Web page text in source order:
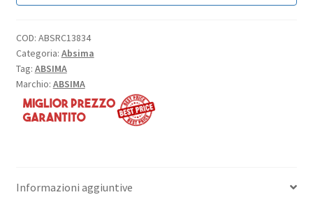
COD: ABSRC13834
Categoria: Absima
Tag: ABSIMA
Marchio: ABSIMA
Informazioni aggiuntive